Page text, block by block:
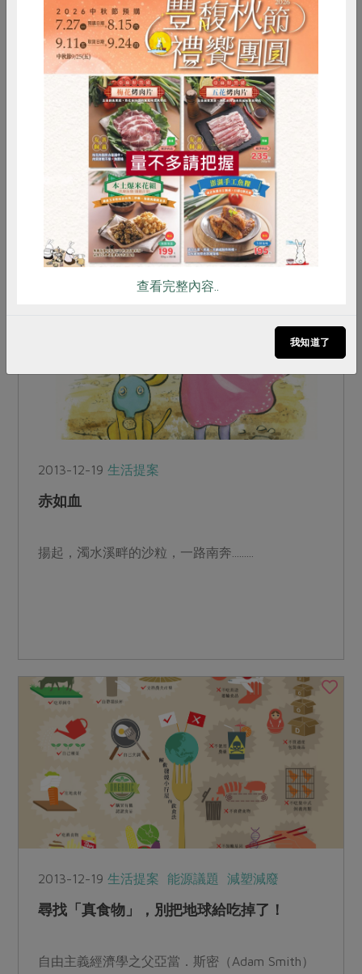
2014-01-27 生活提案
給家人安心健康的家居環境
市售化學性合成的強酸或強鹼洗劑，對環境的不友
善，可能汙染河川或造成優養化等，也可能對身體
造成傷害，如濕疹、異位性皮膚炎等。其實只要使
用天然、友善環境的洗劑，如小蘇打、清潔用米
醋、多功能橘子油精，...
2013-12-19生活提案
赤如血
揚起，濁水溪畔的沙粒，一路南奔.........
2013-12-19生活提案 能源議題 減塑減廢
尋找「真食物」，別把地球給吃掉了！
自由主義經濟學之父亞當．斯密（Adam Smith）
RPET 食譜 減硝酸鹽
雞蛋 食安 共同購買
查看完整內容..
我知道了